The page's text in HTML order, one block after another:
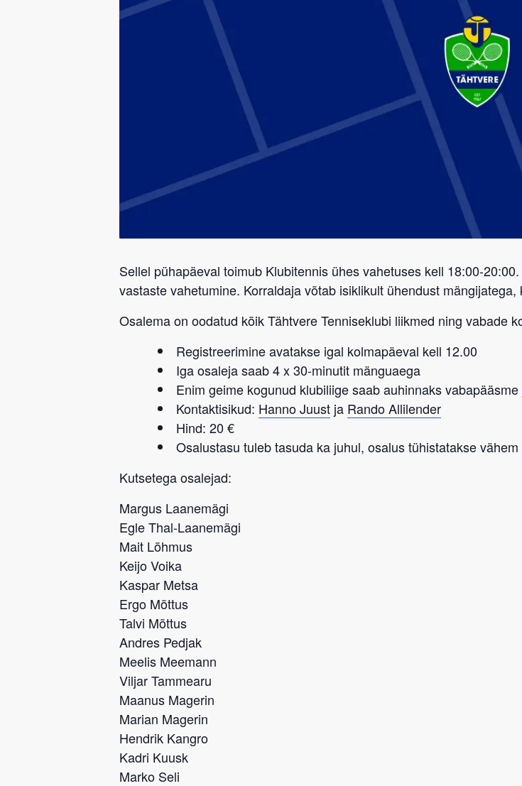
Sellel pühapäeval toimub Klubitennis ühes vahetuses kell 18:00-20:00
vastaste vahetumine. Korraldaja võtab isiklikult ühendust
Osalema on oodatud kõikTähtvere Tenniseklubi liikmed ning vabade
Registreerimine avatakse igal kolmapäeval kell 12.00
Iga osaleja saab 4 x 30-minutit mänguaega
Enim geime kogunud klubiliige saab auhinnaks vabapääsme
Kontaktisikud: Hanno Juust ja Rando Allilender
Hind: 20 €
Osalustasu tuleb tasuda ka juhul, osalus tühistatakse
Kutsetega osalejad:
Margus Laanemägi
Egle Thal-Laanemägi
Mait Lõhmus
Keijo Voika
Kaspar Metsa
Ergo Mõttus
Talvi Mõttus
Andres Pedjak
Meelis Meemann
Viljar Tammearu
Maanus Magerin
Marian Magerin
Hendrik Kangro
Kadri Kuusk
Marko Seli